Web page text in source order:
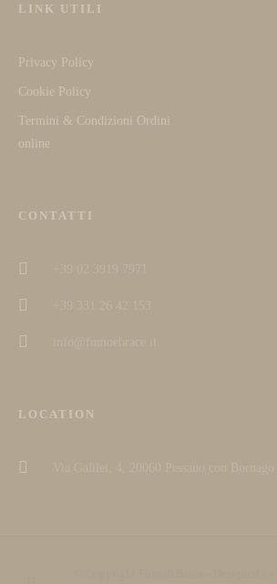
LINK UTILI
Privacy Policy
Cookie Policy
Termini & Condizioni Ordini
online
CONTATTI
LOCATION